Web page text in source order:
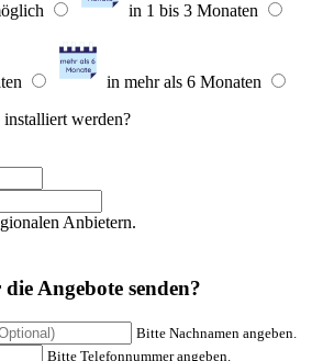
in 1 bis 3 Monaten
in mehr als 6 Monaten
werden?
Anbietern.
Angebote senden?
Bitte Nachnamen angeben.
Bitte Telefonnummer angeben.